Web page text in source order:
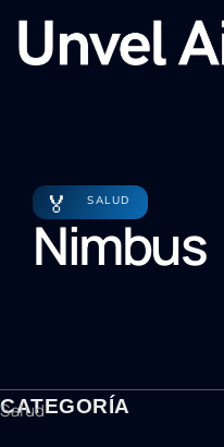
🏅 SALUD
Nimbus
CATEGORÍA
Salud